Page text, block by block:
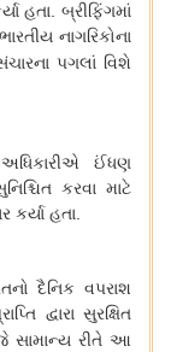
હતા. બ્રીફિંગમાં
ભારતીય નાગરિકોના
પગલાં વિશે
અધિકારીએ
ઈંધણ
કરવા માટે
કર્યા હતા.
દૈનિક વપરાશ
દ્વારા સુરક્ષિત
સામાન્ય રીતે આ